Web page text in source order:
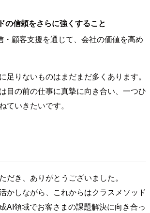
の信頼をさらに強くすること
・顧客支援を通じて、会社の価値を高め
足りないものはまだまだ多くあります。
目の前の仕事に真摯に向き合い、一つひ
ていきたいです。
だき、ありがとうございました。
かしながら、これからはクラスメソッド
AI領域でお客さまの課題解決に向き合っ